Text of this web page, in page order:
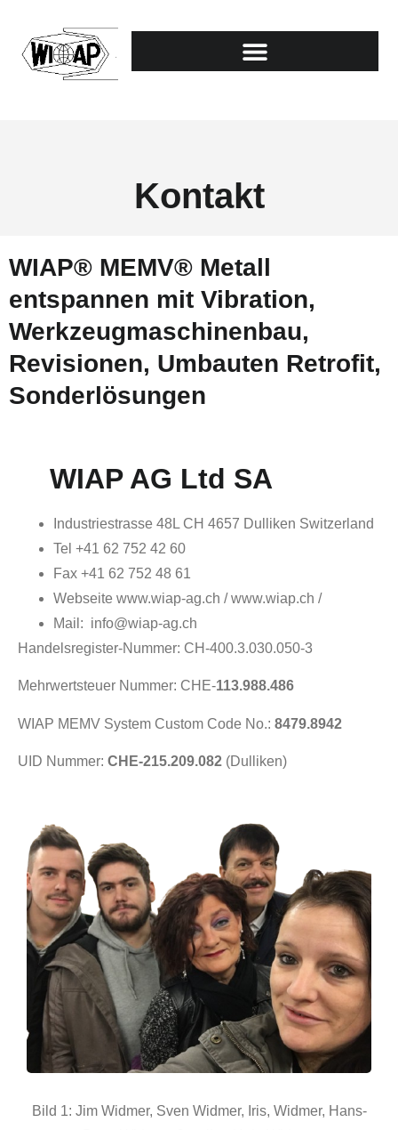
Kontakt
WIAP® MEMV® Metall
entspannen mit Vibration,
Werkzeugmaschinenbau,
Revisionen, Umbauten Retrofit,
Sonderlösungen
WIAP AG Ltd SA
Industriestrasse 48L CH 4657 Dulliken Switzerland
Tel +41 62 752 42 60
Fax +41 62 752 48 61
Webseite www.wiap-ag.ch / www.wiap.ch /
Mail: info@wiap-ag.ch
Handelsregister-Nummer: CH-400.3.030.050-3
Mehrwertsteuer Nummer: CHE-113.988.486
WIAP MEMV System Custom Code No.: 8479.8942
UID Nummer: CHE-215.209.082 (Dulliken)
Bild 1: Jim Widmer, Sven Widmer, Iris, Widmer, Hans-